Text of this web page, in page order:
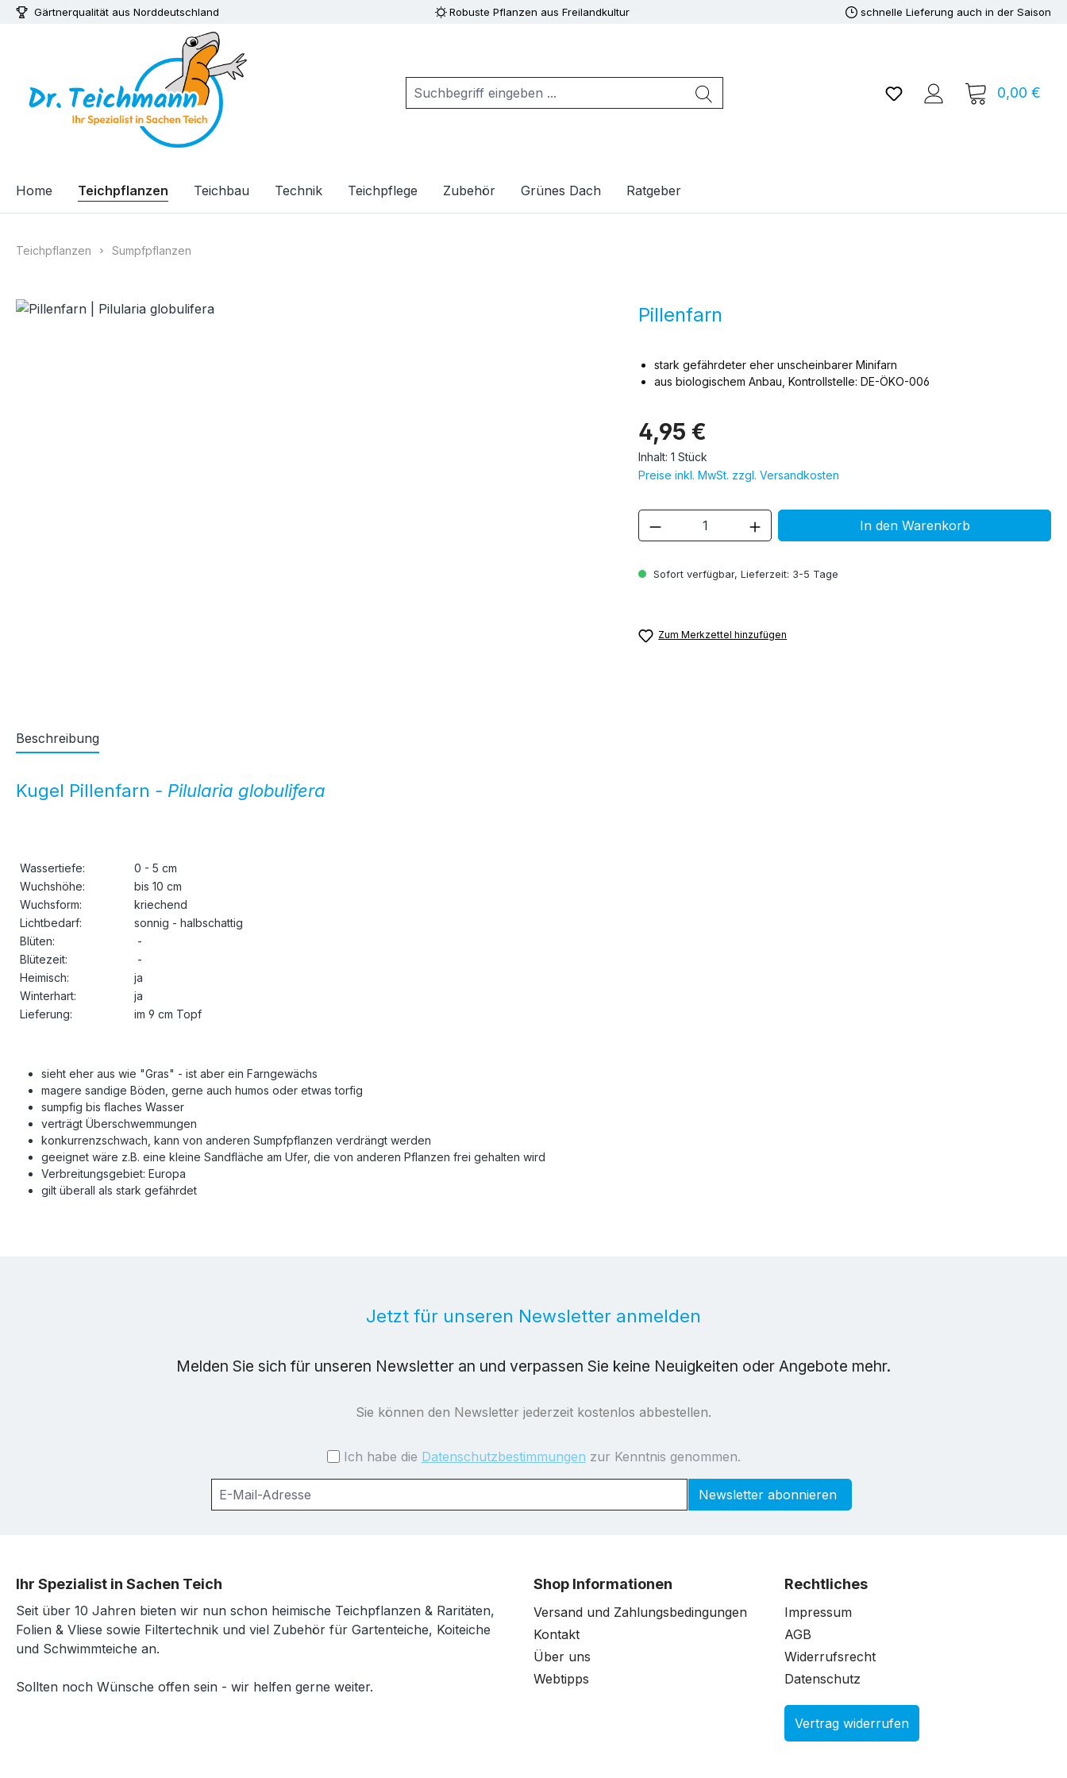
Hauptinhalt springen
Zur Suche springen
Zur Hauptnavigation springen
Gärtnerqualität aus Norddeutschland Robuste Pflanzen aus Freilandkultur schnelle Lieferung auch in der Saison
Du hast 0 Produkte auf
0,00 €
Home Teichpflanzen Teichbau Technik Teichpflege Zubehör Grünes Dach Ratgeber
Teichpflanzen Sumpfpflanzen
Bildergalerie überspringen Pillenfarn
stark gefährdeter eher unscheinbarer Minifarn
aus biologischem Anbau, Kontrollstelle: DE-ÖKO-006
4,95 €
Inhalt: 1 Stück
Preise inkl. MwSt. zzgl. Versandkosten
Sofort verfügbar, Lieferzeit: 3-5 Tage
Produkt Anzahl: Gib den gewünschten Wert
In den Warenkorb
Zum Merkzettel hinzufügen
Beschreibung
Kugel Pillenfarn - Pilularia globulifera
Wassertiefe:
0 - 5 cm
Wuchshöhe:
bis 10 cm
Wuchsform:
kriechend
Lichtbedarf:
sonnig - halbschattig
Blüten:
-
Blütezeit:
-
Heimisch:
ja
Winterhart:
ja
Lieferung:
im 9 cm Topf
sieht eher aus wie "Gras" - ist aber ein Farngewächs
magere sandige Böden, gerne auch humos oder etwas torfig
sumpfig bis flaches Wasser
verträgt Überschwemmungen
konkurrenzschwach, kann von anderen Sumpfpflanzen verdrängt werden
geeignet wäre z.B. eine kleine Sandfläche am Ufer, die von anderen Pflanzen frei gehalten wird
Verbreitungsgebiet: Europa
gilt überall als stark gefährdet
Jetzt für unseren Newsletter anmelden
Melden Sie sich für unseren Newsletter an und verpassen Sie keine Neuigkeiten oder Angebote mehr.
Sie können den Newsletter jederzeit kostenlos abbestellen.
Ich habe die Datenschutzbestimmungen zur Kenntnis genommen.
Newsletter abonnieren
Ihr Spezialist in Sachen Teich
Seit über 10 Jahren bieten wir nun schon heimische Teichpflanzen & Raritäten,
Folien & Vliese sowie Filtertechnik und viel Zubehör für Gartenteiche, Koiteiche
und Schwimmteiche an.
Sollten noch Wünsche offen sein - wir helfen gerne weiter.
Shop Informationen
Versand und Zahlungsbedingungen
Kontakt
Über uns
Webtipps
Rechtliches
Impressum
AGB
Widerrufsrecht
Datenschutz
Vertrag widerrufen